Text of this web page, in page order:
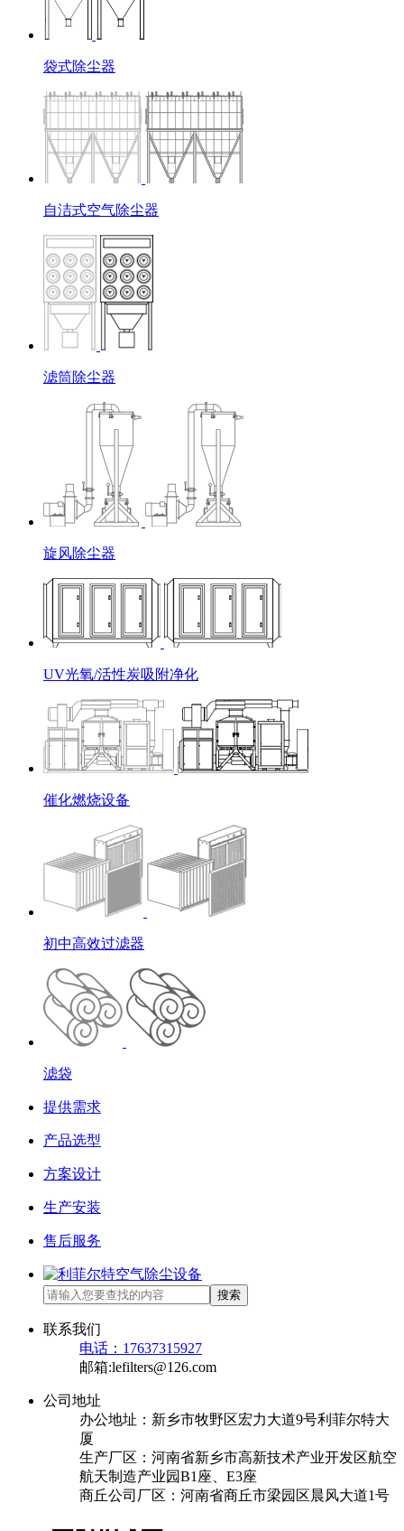
袋式除尘器
自洁式空气除尘器
滤筒除尘器
旋风除尘器
UV光氧/活性炭吸附净化
催化燃烧设备
初中高效过滤器
滤袋
提供需求
产品选型
方案设计
生产安装
售后服务
搜索
联系我们
电话：17637315927
邮箱:lefilters@126.com
公司地址
办公地址：新乡市牧野区宏力大道9号利菲尔特大
厦
生产厂区：河南省新乡市高新技术产业开发区航空
航天制造产业园B1座、E3座
商丘公司厂区：河南省商丘市梁园区晨风大道1号